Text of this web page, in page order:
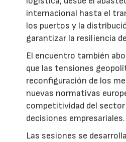
internacional hasta el
los puertos y la
garantizar la resiliencia
El encuentro también
que las tensiones
reconfiguración de los
nuevas normativas
competitividad del
decisiones empresariales.
Las sesiones se